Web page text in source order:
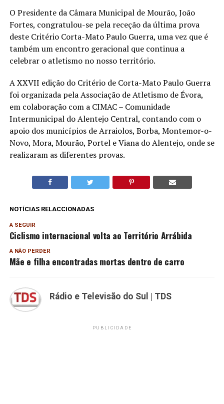
O Presidente da Câmara Municipal de Mourão, João
Fortes, congratulou-se pela receção da última prova
deste Critério Corta-Mato Paulo Guerra, uma vez que é
também um encontro geracional que continua a
celebrar o atletismo no nosso território.
A XXVII edição do Critério de Corta-Mato Paulo Guerra
foi organizada pela Associação de Atletismo de Évora,
em colaboração com a CIMAC – Comunidade
Intermunicipal do Alentejo Central, contando com o
apoio dos municípios de Arraiolos, Borba, Montemor-o-
Novo, Mora, Mourão, Portel e Viana do Alentejo, onde se
realizaram as diferentes provas.
NOTÍCIAS RELACCIONADAS
A SEGUIR
Ciclismo internacional volta ao Território Arrábida
A NÃO PERDER
Mãe e filha encontradas mortas dentro de carro
Rádio e Televisão do Sul | TDS
PUBLICIDADE